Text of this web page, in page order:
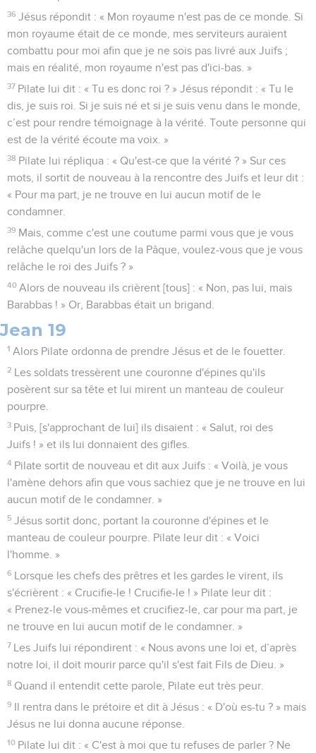
36 Jésus répondit : « Mon royaume n'est pas de ce monde. Si
mon royaume était de ce monde, mes serviteurs auraient
combattu pour moi afin que je ne sois pas livré aux Juifs ;
mais en réalité, mon royaume n'est pas d'ici-bas. »
37 Pilate lui dit : « Tu es donc roi ? » Jésus répondit : « Tu le
dis, je suis roi. Si je suis né et si je suis venu dans le monde,
c’est pour rendre témoignage à la vérité. Toute personne qui
est de la vérité écoute ma voix. »
38 Pilate lui répliqua : « Qu'est-ce que la vérité ? » Sur ces
mots, il sortit de nouveau à la rencontre des Juifs et leur dit :
« Pour ma part, je ne trouve en lui aucun motif de le
condamner.
39 Mais, comme c'est une coutume parmi vous que je vous
relâche quelqu'un lors de la Pâque, voulez-vous que je vous
relâche le roi des Juifs ? »
40 Alors de nouveau ils crièrent [tous] : « Non, pas lui, mais
Barabbas ! » Or, Barabbas était un brigand.
Jean 19
1 Alors Pilate ordonna de prendre Jésus et de le fouetter.
2 Les soldats tressèrent une couronne d'épines qu'ils
posèrent sur sa tête et lui mirent un manteau de couleur
pourpre.
3 Puis, [s'approchant de lui] ils disaient : « Salut, roi des
Juifs ! » et ils lui donnaient des gifles.
4 Pilate sortit de nouveau et dit aux Juifs : « Voilà, je vous
l'amène dehors afin que vous sachiez que je ne trouve en lui
aucun motif de le condamner. »
5 Jésus sortit donc, portant la couronne d'épines et le
manteau de couleur pourpre. Pilate leur dit : « Voici
l'homme. »
6 Lorsque les chefs des prêtres et les gardes le virent, ils
s'écrièrent : « Crucifie-le ! Crucifie-le ! » Pilate leur dit :
« Prenez-le vous-mêmes et crucifiez-le, car pour ma part, je
ne trouve en lui aucun motif de le condamner. »
7 Les Juifs lui répondirent : « Nous avons une loi et, d’après
notre loi, il doit mourir parce qu'il s'est fait Fils de Dieu. »
8 Quand il entendit cette parole, Pilate eut très peur.
9 Il rentra dans le prétoire et dit à Jésus : « D'où es-tu ? » mais
Jésus ne lui donna aucune réponse.
10 Pilate lui dit : « C'est à moi que tu refuses de parler ? Ne